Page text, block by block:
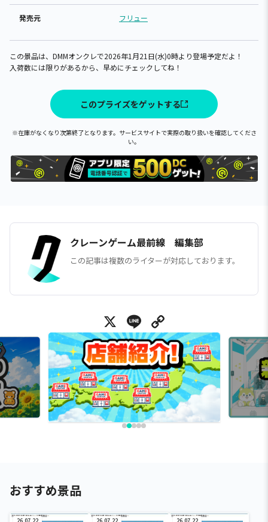
発売元 フリュー
この景品は、DMMオンクレで2026年1月21日(水)0時より登場予定だよ！
入荷数には限りがあるから、早めにチェックしてね！
このプライズをゲットする
※在庫がなくなり次第終了となります。サービスサイトで実際の取り扱いを確認してくださ
い。
クレーンゲーム最前線 編集部
この記事は複数のライターが対応しております。
X Line
おすすめ景品